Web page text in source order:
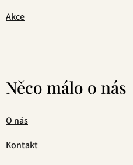
Akce
Něco málo o nás
O nás
Kontakt